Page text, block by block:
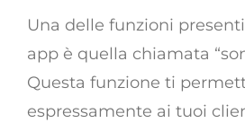
Una delle funzioni
app è quella chiamata
Questa funzione ti
espressamente ai tuoi